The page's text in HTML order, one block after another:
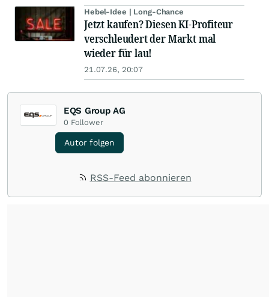
Hebel-Idee | Long-Chance
Jetzt kaufen? Diesen KI-Profiteur
verschleudert der Markt mal
wieder für lau!
21.07.26, 20:07
EQS Group AG
0 Follower
Autor folgen
RSS-Feed abonnieren